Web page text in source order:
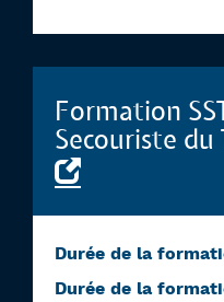
Formation
Secouriste du
Durée de la
Durée de la